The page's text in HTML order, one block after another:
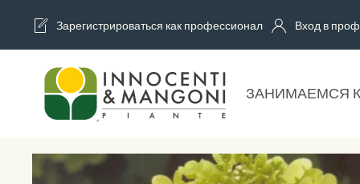
Skip to main content
Зарегистрироваться как профессионал Вход в
ЗАНИМАЕМСЯ